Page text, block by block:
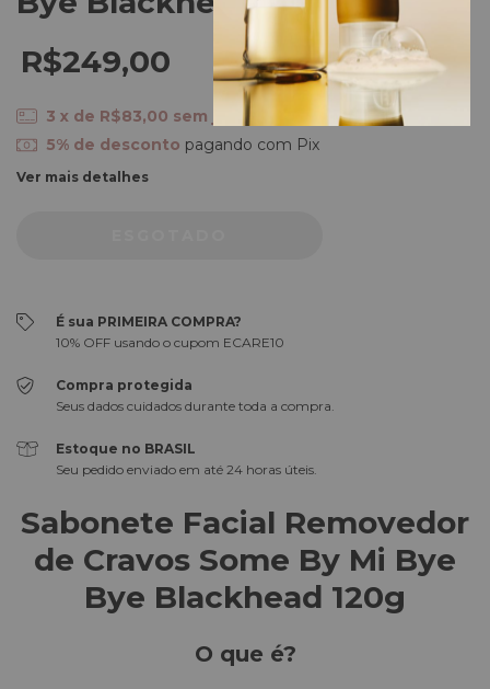
R$249,00
3 x de R$83,00 sem juros
5% de desconto pagando com Pix
Ver mais detalhes
É sua PRIMEIRA COMPRA?
10% OFF usando o cupom ECARE10
Compra protegida
Seus dados cuidados durante toda a compra.
Estoque no BRASIL
Seu pedido enviado em até 24 horas úteis.
Sabonete Facial Removedor
de Cravos Some By Mi Bye
Bye Blackhead 120g
O que é?